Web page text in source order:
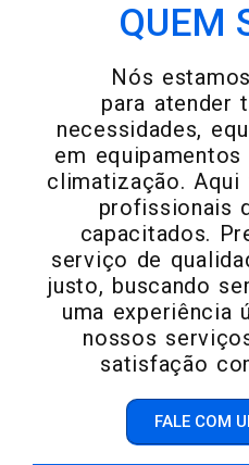
QUEM
Nós
para atender
necessidades,
em
climatização.
profissionais
capacitados.
serviço de
justo, buscando
uma experiência
nossos
satisfação
FALE COM